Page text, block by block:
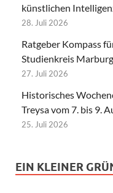
künstlichen
28. Juli 2026
Ratgeber Kompass
Studienkreis
27. Juli 2026
Historisches
Treysa vom 7. bis 9.
25. Juli 2026
EIN KLEINER